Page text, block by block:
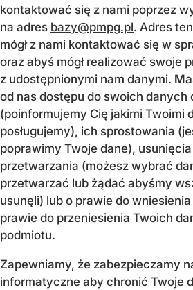
kontaktować się z nami poprzez
na adres bazy@pmpg.pl. Adres
mógł z nami kontaktować się w
oraz abyś mógł realizować swoje
z udostępnionymi nam danymi.
od nas dostępu do swoich danych
(poinformujemy Cię jakimi Twoimi
posługujemy), ich sprostowania
poprawimy Twoje dane),
przetwarzania (możesz wybrać
przetwarzać lub żądać abyśmy
usunęli) lub o prawie do
prawie do przeniesienia Twoich
podmiotu.
Zapewniamy, że zabezpieczamy
informatyczne aby chronić Twoje